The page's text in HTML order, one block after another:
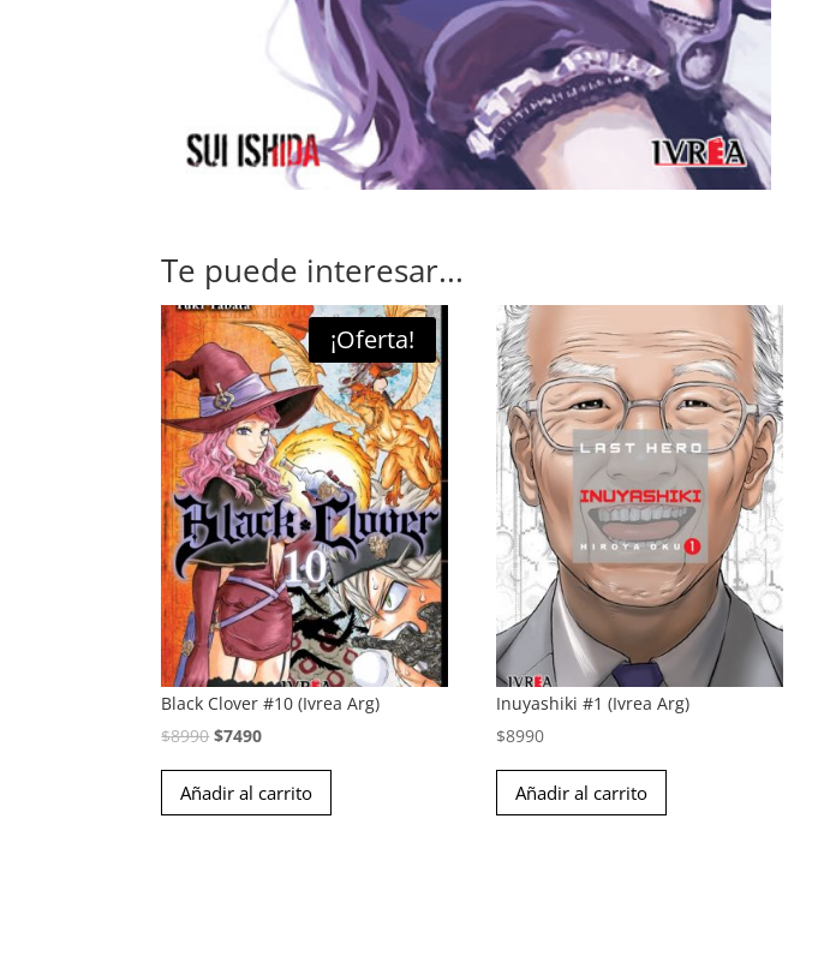
Te puede interesar...
¡Oferta!
Black Clover #10 (Ivrea Arg)
$8990El
precio
original
$7490El
precio
actual
Añadir al carrito
Inuyashiki #1 (Ivrea Arg)
$8990
Añadir al carrito